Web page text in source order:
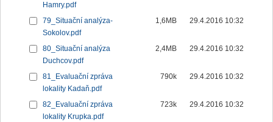
Hamry.pdf
79_Situační analýza-
Sokolov.pdf
1,6MB 29.4.2016 10:32
80_Situační analýza
Duchcov.pdf
2,4MB 29.4.2016 10:32
81_Evaluační zpráva
lokality Kadaň.pdf
790k 29.4.2016 10:32
82_Evaluační zpráva
lokality Krupka.pdf
723k 29.4.2016 10:32